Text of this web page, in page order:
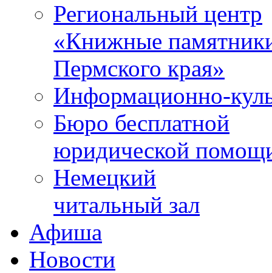
Региональный центр
«Книжные
Пермского края»
Информационно-
Бюро бесплатной
юридической
Немецкий
читальный зал
Афиша
Новости